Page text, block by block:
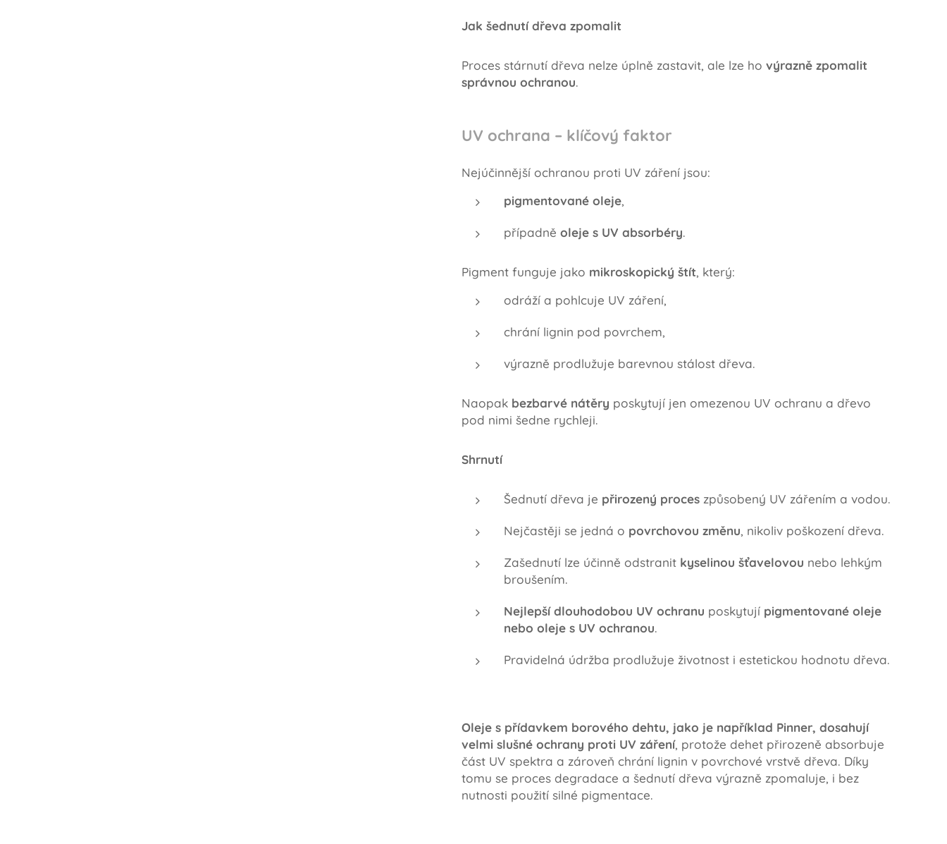
Jak šednutí dřeva zpomalit
Proces stárnutí dřeva nelze úplně zastavit, ale lze hovýrazně zpomalit
správnou ochranou.
UV ochrana – klíčový faktor
Nejúčinnější ochranou proti UV záření jsou:
pigmentované oleje,
případněoleje s UV absorbéry.
Pigment funguje jako mikroskopický štít, který:
odráží a pohlcuje UV záření,
chrání lignin pod povrchem,
výrazně prodlužuje barevnou stálost dřeva.
Naopak bezbarvé nátěry poskytují jen omezenou UV ochranu a dřevo
pod nimi šedne rychleji.
Shrnutí
Šednutí dřeva je přirozený proces způsobený UV zářením a vodou.
Nejčastěji se jedná o povrchovou změnu, nikoliv poškození dřeva.
Zašednutí lze účinně odstranit kyselinou šťavelovou nebo lehkým
broušením.
Nejlepší dlouhodobou UV ochranu poskytují pigmentované oleje
nebo oleje s UV ochranou.
Pravidelná údržba prodlužuje životnost i estetickou hodnotu dřeva.
Oleje s přídavkem borového dehtu, jako je například Pinner, dosahují
velmi slušné ochrany proti UV záření, protože dehet přirozeně absorbuje
část UV spektra a zároveň chrání lignin v povrchové vrstvě dřeva. Díky
tomu se proces degradace a šednutí dřeva výrazně zpomaluje, i bez
nutnosti použití silné pigmentace.